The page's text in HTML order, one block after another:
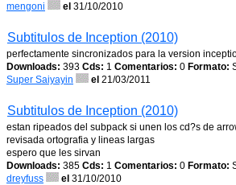
mengoni
el 31/10/2010
Subtitulos de Inception (2010)
perfectamente sincronizados para la version
Downloads: 393 Cds: 1 Comentarios: 0 Formato:
Super Saiyayin
el 21/03/2011
Subtitulos de Inception (2010)
estan ripeados del subpack si unen los cd?s de
revisada ortografia y lineas largas
espero que les sirvan
Downloads: 385 Cds: 1 Comentarios: 0 Formato:
dreyfuss
el 31/10/2010